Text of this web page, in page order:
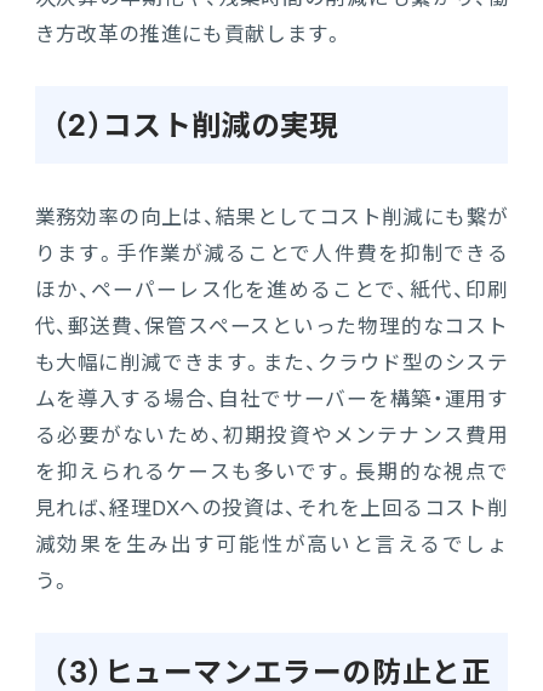
き方改革の推進にも貢献します。
（2）コスト削減の実現
業務効率の向上は、結果としてコスト削減にも繋が
ります。手作業が減ることで人件費を抑制できる
ほか、ペーパーレス化を進めることで、紙代、印刷
代、郵送費、保管スペースといった物理的なコスト
も大幅に削減できます。また、クラウド型のシステ
ムを導入する場合、自社でサーバーを構築・運用す
る必要がないため、初期投資やメンテナンス費用
を抑えられるケースも多いです。長期的な視点で
見れば、経理DXへの投資は、それを上回るコスト削
減効果を生み出す可能性が高いと言えるでしょ
う。
（3）ヒューマンエラーの防止と正